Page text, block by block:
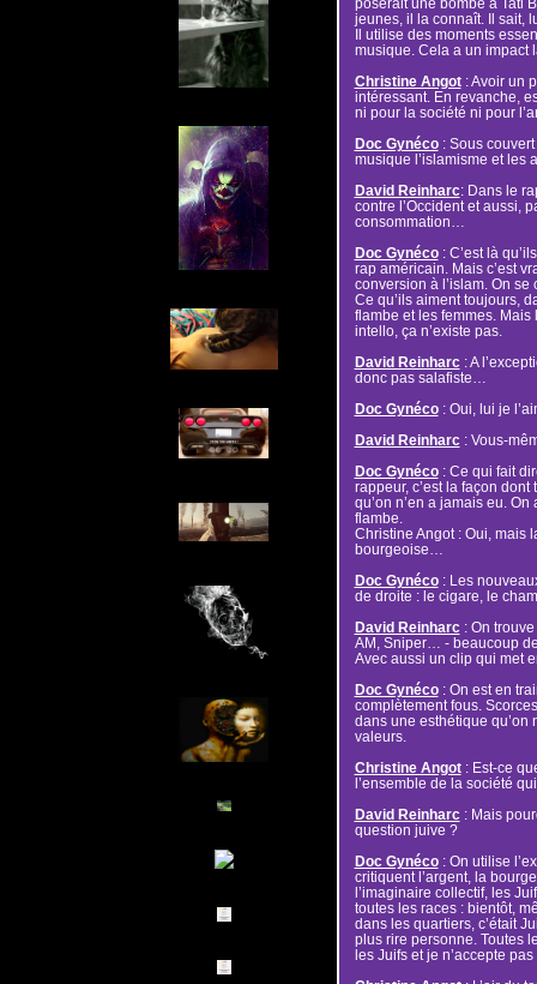
jeunes, il la connaît. Il sait,
Il utilise des moments
musique. Cela a un impact
Christine Angot: Avoir un
intéressant. En revanche,
ni pour la société ni pour
Doc Gynéco: Sous couvert
musique l’islamisme et les
David Reinharc: Dans le
contre l’Occident et aussi,
consommation…
Doc Gynéco: C’est là
rap américain. Mais c’est
conversion à l’islam. On se
Ce qu’ils aiment toujours,
flambe et les femmes. Mais
intello, ça n’existe pas.
David Reinharc: A
donc pas salafiste…
Doc Gynéco: Oui, lui je
David Reinharc: Vous-
Doc Gynéco: Ce qui fait
rappeur, c’est la façon
qu’on n’en a jamais eu.
flambe.
Christine Angot : Oui, mais
bourgeoise…
Doc Gynéco: Les
de droite : le cigare, le
David Reinharc: On trouve
AM, Sniper… - beaucoup
Avec aussi un clip qui met
Doc Gynéco: On est en
complètement fous.
dans une esthétique qu’on
valeurs.
Christine Angot: Est-ce
l’ensemble de la société
David Reinharc: Mais
question juive ?
Doc Gynéco: On utilise
critiquent l’argent, la
l’imaginaire collectif, les
toutes les races : bientôt,
dans les quartiers, c’était
plus rire personne. Toutes
les Juifs et je n’accepte pas